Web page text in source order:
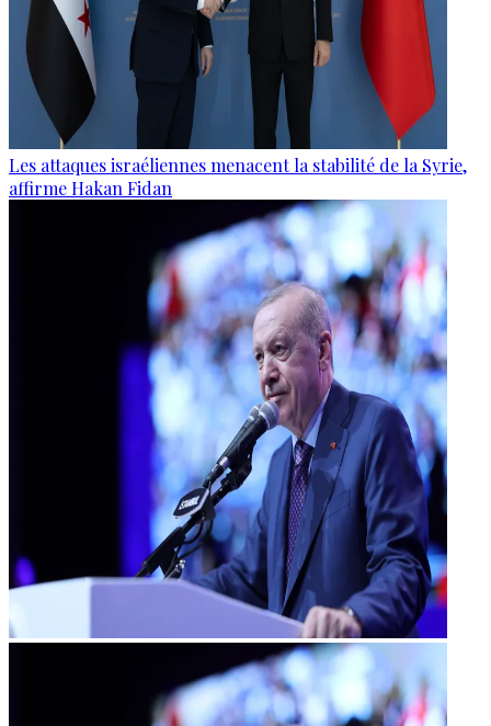
Les attaques israéliennes menacent la stabilité de la Syrie,
affirme Hakan Fidan